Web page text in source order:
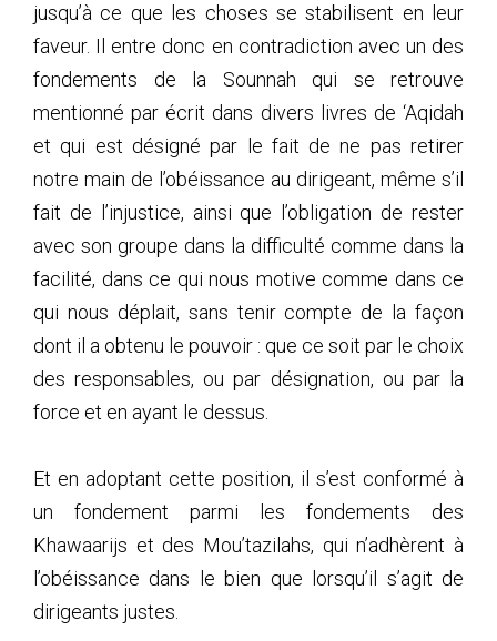
jusqu’à ce que les choses se stabilisent en leur
faveur. Il entre donc en contradiction avec un des
fondements de la Sounnah qui se retrouve
mentionné par écrit dans divers livres de ‘Aqidah
et qui est désigné par le fait de ne pas retirer
notre main de l’obéissance au dirigeant, même s’il
fait de l’injustice, ainsi que l’obligation de rester
avec son groupe dans la difficulté comme dans la
facilité, dans ce qui nous motive comme dans ce
qui nous déplait, sans tenir compte de la façon
dont il a obtenu le pouvoir : que ce soit par le choix
des responsables, ou par désignation, ou par la
force et en ayant le dessus.
Et en adoptant cette position, il s’est conformé à
un fondement parmi les fondements des
Khawaarijs et des Mou’tazilahs, qui n’adhèrent à
l’obéissance dans le bien que lorsqu’il s’agit de
dirigeants justes.